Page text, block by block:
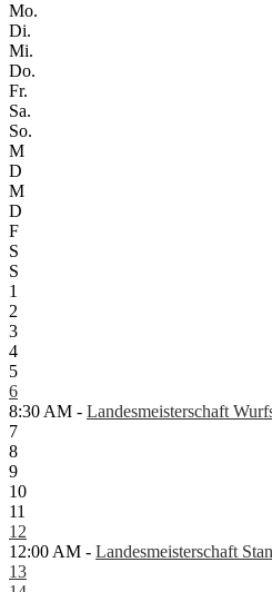
Mo.
Di.
Mi.
Do.
Fr.
Sa.
So.
M
D
M
D
F
S
S
1
2
3
4
5
6
8:30 AM - Landesmeisterschaft
7
8
9
10
11
12
12:00 AM - Landesmeisterschaft
13